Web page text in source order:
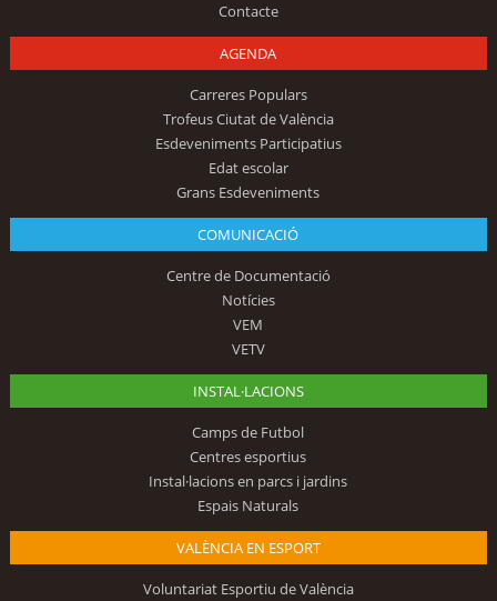
Contacte
AGENDA
Carreres Populars
Trofeus Ciutat de València
Esdeveniments Participatius
Edat escolar
Grans Esdeveniments
COMUNICACIÓ
Centre de Documentació
Notícies
VEM
VETV
INSTAL·LACIONS
Camps de Futbol
Centres esportius
Instal·lacions en parcs i jardins
Espais Naturals
VALÈNCIA EN ESPORT
Voluntariat Esportiu de València